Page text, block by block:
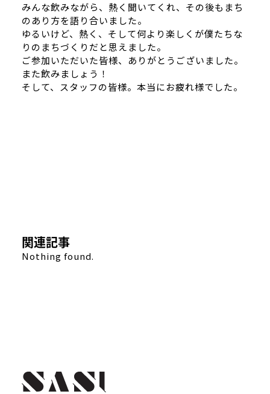
みんな飲みながら、熱く聞いてくれ、その後もまち
のあり方を語り合いました。
ゆるいけど、熱く、そして何より楽しくが僕たちな
りのまちづくりだと思えました。
ご参加いただいた皆様、ありがとうございました。
また飲みましょう！
そして、スタッフの皆様。本当にお疲れ様でした。
関連記事
Nothing found.